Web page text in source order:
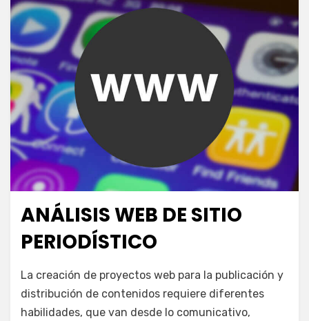
Publicada
el
enero 20, 2022
Escuela de Producción
ANÁLISIS WEB DE SITIO
PERIODÍSTICO
juancadotcom
Deja un comentario
web
de
La creación de proyectos web para la publicación y
distribución de contenidos requiere diferentes
habilidades, que van desde lo comunicativo,